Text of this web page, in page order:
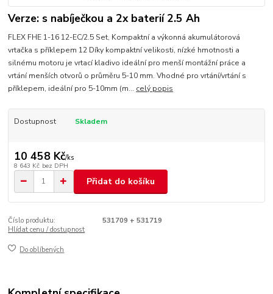
Verze: s nabíječkou a 2x baterií 2.5 Ah
FLEX FHE 1-16 12-EC/2.5 Set, Kompaktní a výkonná akumulátorová
vrtačka s příklepem 12 Díky kompaktní velikosti, nízké hmotnosti a
silnému motoru je vrtací kladivo ideální pro menší montážní práce a
vrtání menších otvorů o průměru 5-10 mm. Vhodné pro vrtání/vrtání s
příklepem, ideální pro 5-10mm (m... celý popis
Dostupnost Skladem
10 458 Kč/ks
8 643 Kč bez DPH
Přidat do košíku
Číslo produktu:
531709 + 531719
Hlídat cenu / dostupnost
Do oblíbených